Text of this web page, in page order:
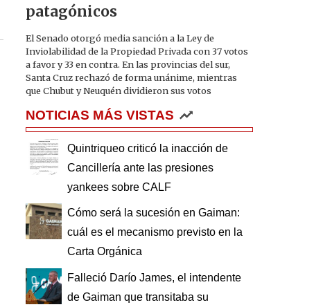
patagónicos
El Senado otorgó media sanción a la Ley de
Inviolabilidad de la Propiedad Privada con 37 votos
a favor y 33 en contra. En las provincias del sur,
Santa Cruz rechazó de forma unánime, mientras
que Chubut y Neuquén dividieron sus votos
NOTICIAS MÁS VISTAS
Quintriqueo criticó la inacción de
Cancillería ante las presiones
yankees sobre CALF
Cómo será la sucesión en Gaiman:
cuál es el mecanismo previsto en la
Carta Orgánica
Falleció Darío James, el intendente
de Gaiman que transitaba su